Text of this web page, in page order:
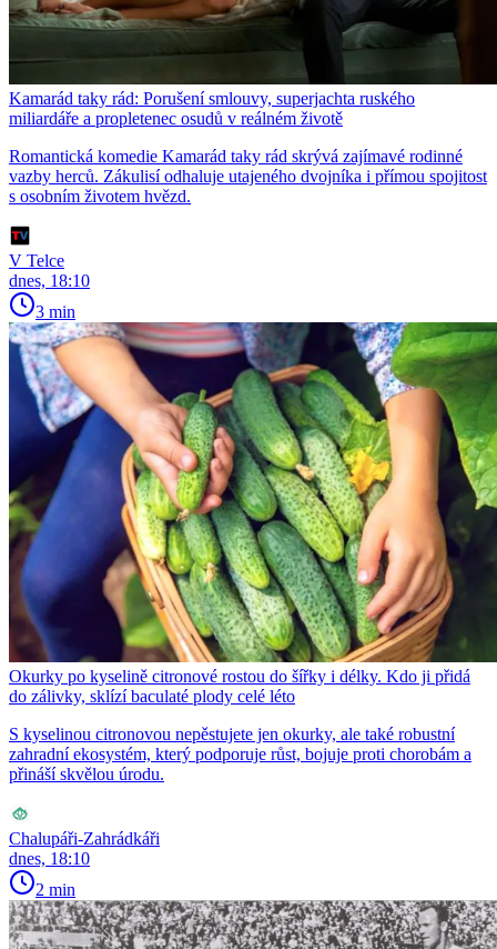
Kamarád taky rád: Porušení smlouvy, superjachta ruského
miliardáře a propletenec osudů v reálném životě
Romantická komedie Kamarád taky rád skrývá zajímavé rodinné
vazby herců. Zákulisí odhaluje utajeného dvojníka i přímou spojitost
s osobním životem hvězd.
V Telce
dnes, 18:10
3 min
Okurky po kyselině citronové rostou do šířky i délky. Kdo ji přidá
do zálivky, sklízí baculaté plody celé léto
S kyselinou citronovou nepěstujete jen okurky, ale také robustní
zahradní ekosystém, který podporuje růst, bojuje proti chorobám a
přináší skvělou úrodu.
Chalupáři-Zahrádkáři
dnes, 18:10
2 min